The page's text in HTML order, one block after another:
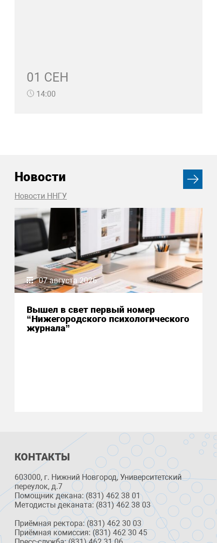
01 СЕН
14:00
Новости
Новости ННГУ
07 августа 2026
Вышел в свет первый номер
“Нижегородского психологического
журнала”
КОНТАКТЫ
603000, г. Нижний Новгород, Университетский
переулок, д.7
Помощник декана: (831) 462 38 01
Методисты деканата: (831) 462 38 03
Приёмная ректора: (831) 462 30 03
Приёмная комиссия: (831) 462 30 45